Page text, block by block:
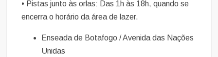
• Pistas junto às orlas: Das 1h às 18h, quando se
encerra o horário da área de lazer.
Enseada de Botafogo / Avenida das Nações
Unidas